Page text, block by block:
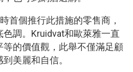
首個推行此措施的零售商，
調。Kruidvat和歐萊雅一直
的價值觀，此舉不僅滿足顧
美麗和自信。